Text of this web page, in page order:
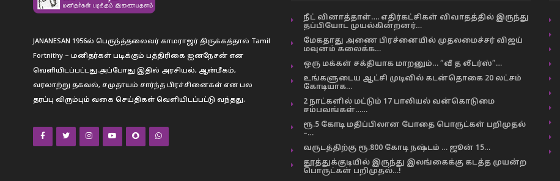
JANANESAN 1956ல் பெருந்த்தலைவர் காமராஜர் திருக்கத்தால் Tamil
Fortnithy – மனிதர்கள் படிக்கும் பத்திரிகை ஐனநேசன் என
வெளியிடப்பட்டது.அப்போது இதில் அரசியல், ஆன்மீகம்,
வரலாற்று தகவல், சமுதாயம் சார்ந்த பிரச்சினைகள் என பல
தரப்பு விரும்பும் வகை செய்திகள் வெளியிடப்பட்டு வந்தது.
நீட் வினாத்தாள்…. எதிர்கட்சிகள் விவாதத்தில் இருந்து
தப்பியோட முயல்கின்றனர்…
மேகதாது அணை பிரச்னையில் முதலமைச்சர் விஜய்
மவுனம் கலைக்க…
ஒரு மக்கள் சக்தியாக மாறனும்… “வீ த லீடர்ஸ்”…
உங்களுடைய ஆட்சி முடிவில் கடன்தொகை 20 லட்சம்
கோடியாக…
2 நாட்களில் மட்டும் 17 பாலியல் வன்கொடுமை
சம்பவங்கள்……
ரூ.5 கோடி மதிப்பிலான போதை பொருட்கள் பறிமுதல்
–…
வருடத்திற்கு ரூ.800 கோடி நஷ்டம் … ஜூன் 15…
தூத்துக்குடியில் இருந்து இலங்கைக்கு கடத்த முயன்ற
பொருட்கள் பறிமுதல்…!